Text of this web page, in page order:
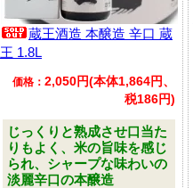
蔵王酒造 本醸造 辛口 蔵
王 1.8L
価格： 2,050円(本体1,864円、
税186円)
じっくりと熟成させ口当た
りもよく、米の旨味を感じ
られ、シャープな味わいの
淡麗辛口の本醸造